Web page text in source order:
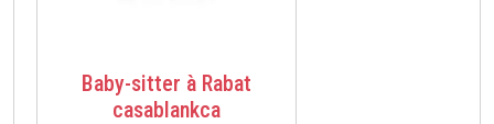
Baby-sitter à Rabat
casablankca